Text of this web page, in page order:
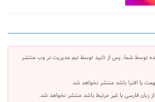
توسط شما، پس از تایید توسط تیم مدیریت در وب منتشر
یا افترا باشد منتشر نخواهد شد.
زبان فارسی یا غیر مرتبط باشد منتشر نخواهد شد.